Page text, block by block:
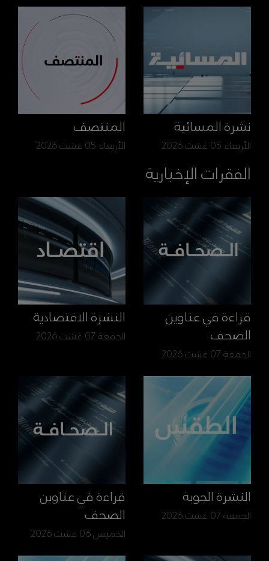
نشرة المسائية
الأربعاء 05 غشت 2026
المنتصف
الأربعاء 05 غشت 2026
الفقرات الإخبارية
قراءة في عناوين
الصحف
الجمعة 07 غشت 2026
النشرة الاقتصادية
الجمعة 07 غشت 2026
النشرة الجوية
الجمعة 07 غشت 2026
قراءة في عناوين
الصحف
الخميس 06 غشت 2026